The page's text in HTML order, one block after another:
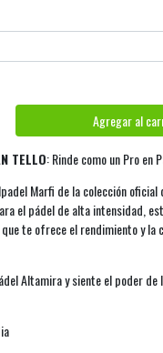
Agregar al
TELLO: Rinde como un Pro en
Marfi de la colección oficial
el pádel de alta intensidad,
te ofrece el rendimiento y la
Altamira y siente el poder de